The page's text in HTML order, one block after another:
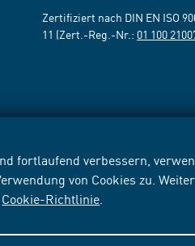
fortlaufend verbessern,
von Cookies zu.
Cookie-Richtlinie
Zertifiziert nach DIN EN ISO
11 (Zert.-Reg.-Nr.: 01 100